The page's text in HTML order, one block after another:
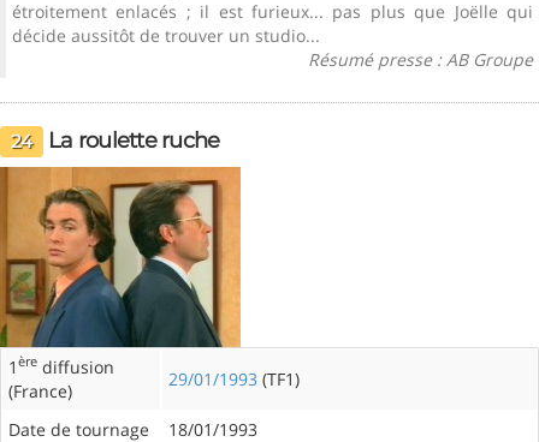
étroitement enlacés ; il est furieux... pas plus que Joëlle qui
décide aussitôt de trouver un studio...
Résumé presse : AB Groupe
24 La roulette ruche
1 ère diffusion
(France)
29/01/1993 (TF1)
Date de tournage 18/01/1993